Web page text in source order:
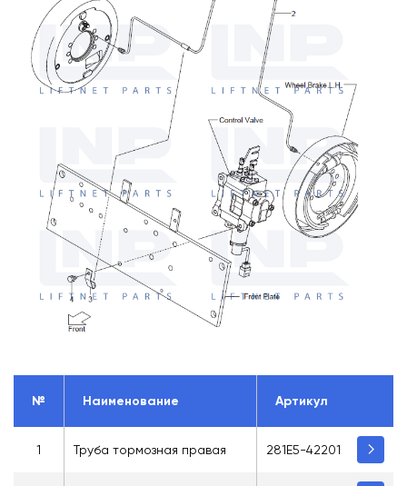
№ Наименование Артикул
1 Труба тормозная правая 281E5-42201